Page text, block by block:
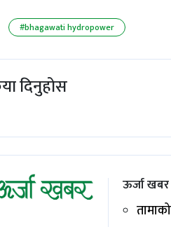
#bhagawati hydropower
दिनुहोस
ऊर्जा खबर